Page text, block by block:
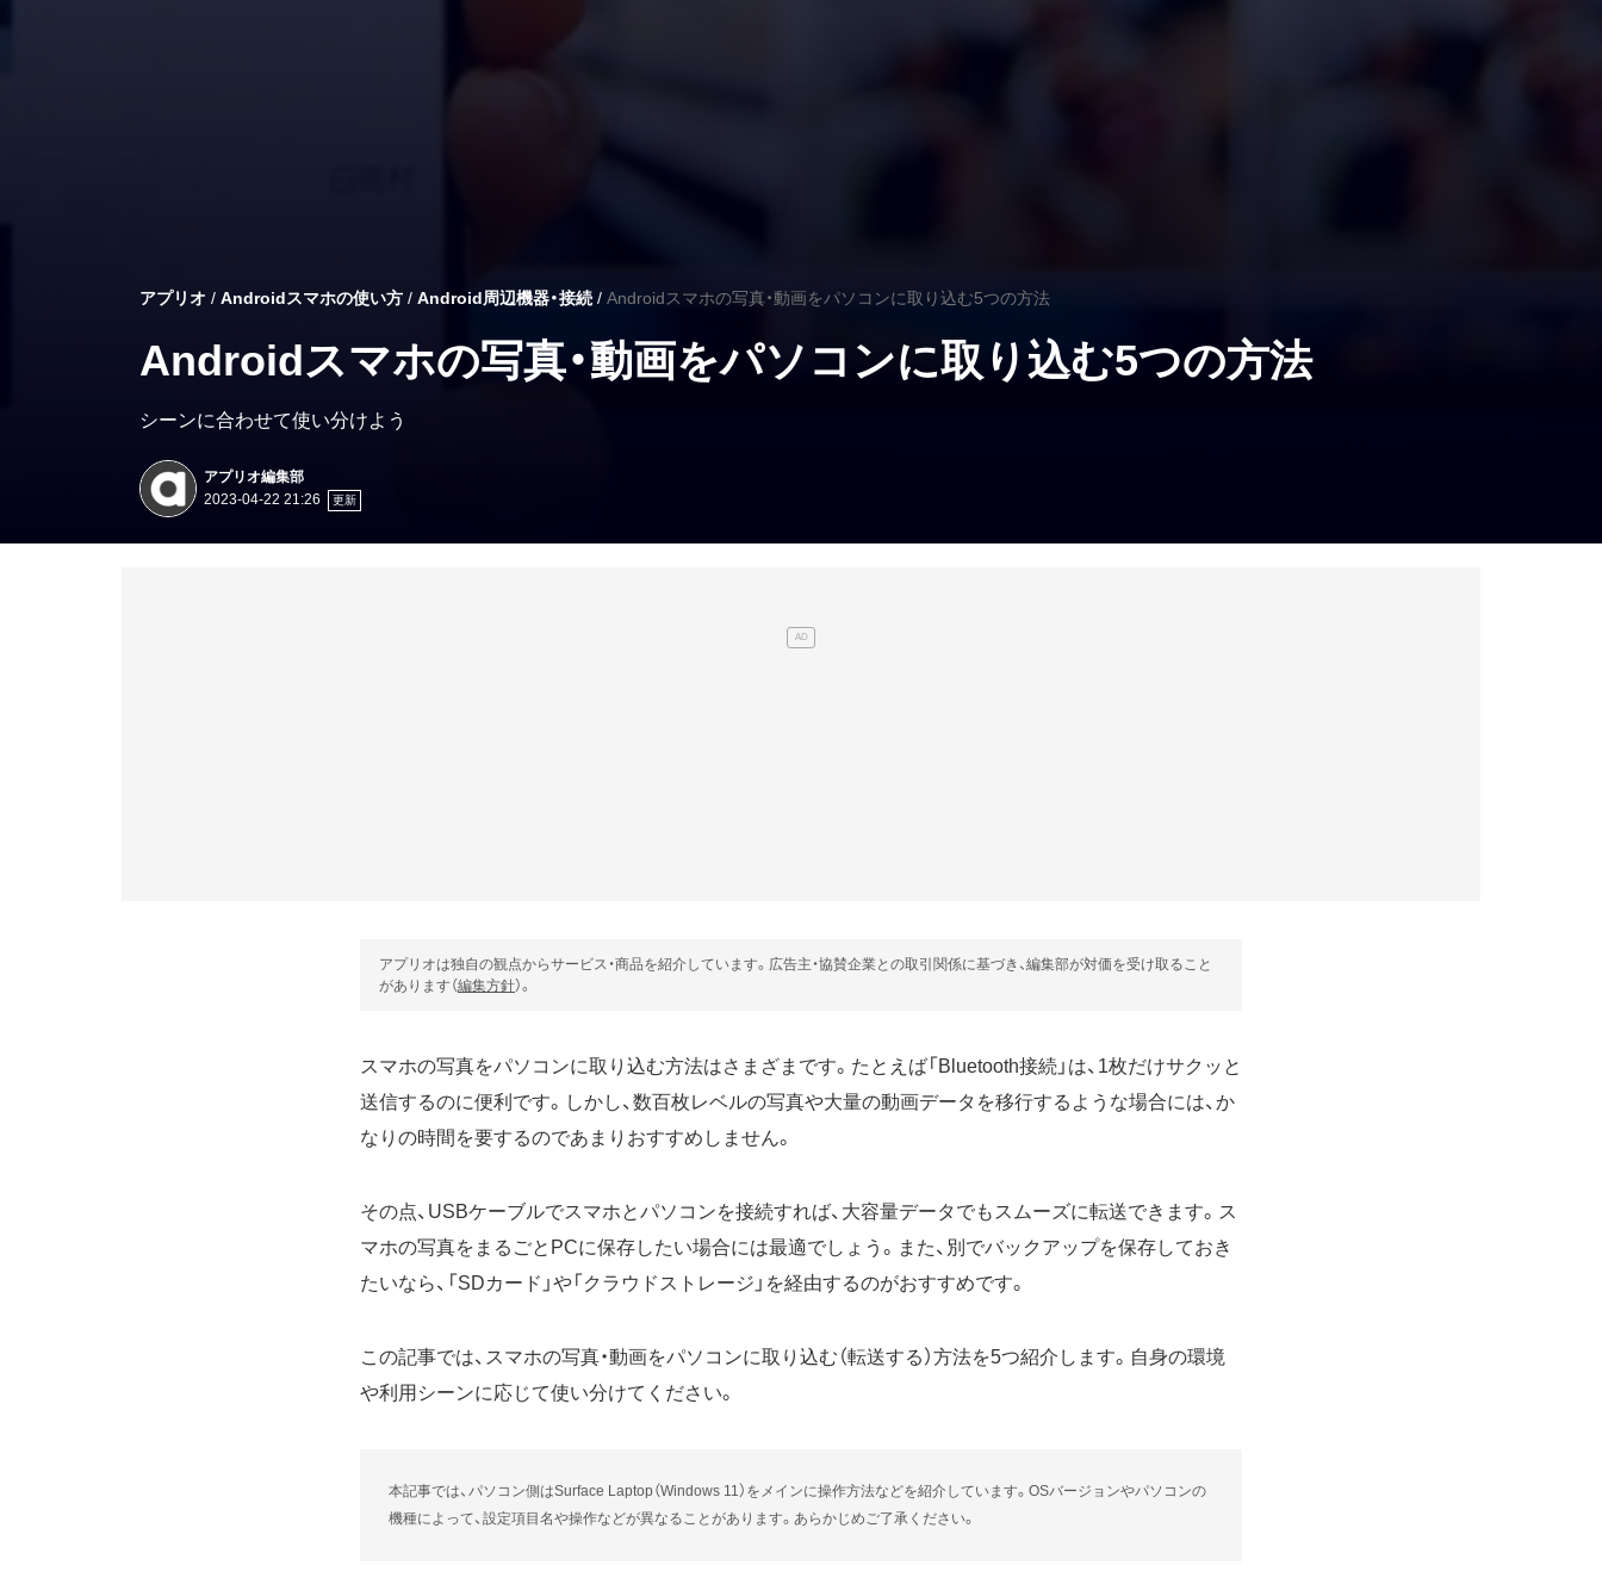
アプリオ Androidスマホの使い方 Android周辺機器・接続 Androidスマホの写真・動画をパソコンに取り込む5つの方法
Androidスマホの写真・動画をパソコンに取り込む5つの方法
シーンに合わせて使い分けよう
アプリオ編集部
2023-04-22 21:26
アプリオは独自の観点からサービス・商品を紹介しています。広告主・協賛企業との取引関係に基づき、編集部が対価を受け取ること
があります（編集方針）。
スマホの写真をパソコンに取り込む方法はさまざまです。たとえば「Bluetooth接続」は、1枚だけサクッと
送信するのに便利です。しかし、数百枚レベルの写真や大量の動画データを移行するような場合には、か
なりの時間を要するのであまりおすすめしません。
その点、USBケーブルでスマホとパソコンを接続すれば、大容量データでもスムーズに転送できます。ス
マホの写真をまるごとPCに保存したい場合には最適でしょう。また、別でバックアップを保存しておき
たいなら、「SDカード」や「クラウドストレージ」を経由するのがおすすめです。
この記事では、スマホの写真・動画をパソコンに取り込む（転送する）方法を5つ紹介します。自身の環境
や利用シーンに応じて使い分けてください。
本記事では、パソコン側はSurface Laptop（Windows 11）をメインに操作方法などを紹介しています。OSバージョンやパソコンの
機種によって、設定項目名や操作などが異なることがあります。あらかじめご了承ください。